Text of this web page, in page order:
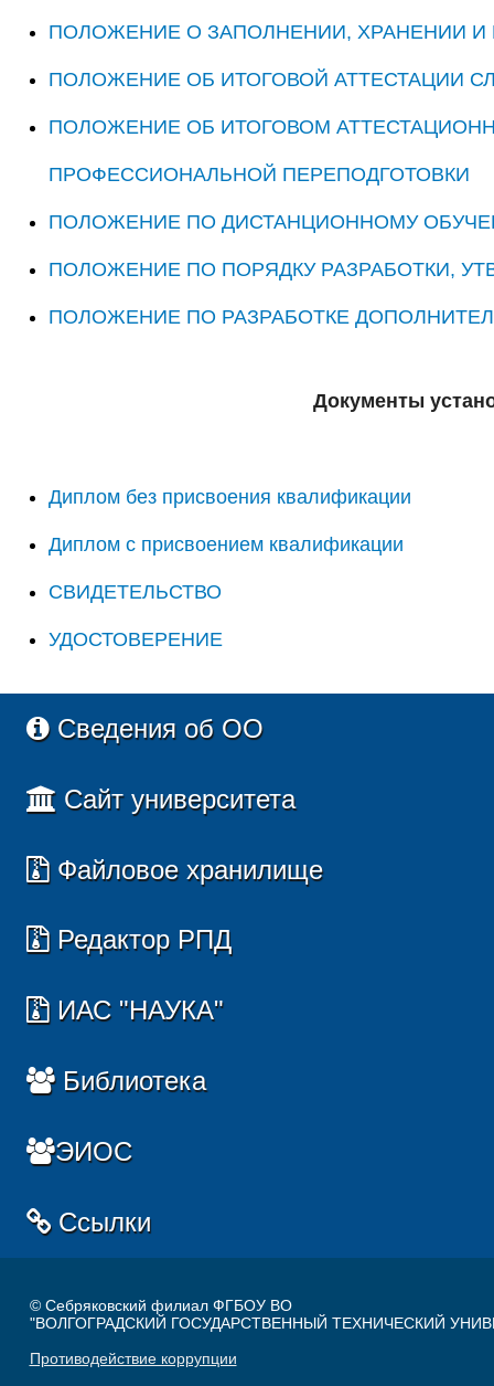
ПОЛОЖЕНИЕ О ЗАПОЛНЕНИИ, ХРАНЕНИИ И
ПОЛОЖЕНИЕ ОБ ИТОГОВОЙ АТТЕСТАЦИИ
ПОЛОЖЕНИЕ ОБ ИТОГОВОМ
ПРОФЕССИОНАЛЬНОЙ ПЕРЕПОДГОТОВКИ
ПОЛОЖЕНИЕ ПО ДИСТАНЦИОННОМУ
ПОЛОЖЕНИЕ ПО ПОРЯДКУ РАЗРАБОТКИ,
ПОЛОЖЕНИЕ ПО РАЗРАБОТКЕ
Документы
Диплом без присвоения квалификации
Диплом с присвоением квалификации
СВИДЕТЕЛЬСТВО
УДОСТОВЕРЕНИЕ
Сведения об ОО
Сайт университета
Файловое хранилище
Редактор РПД
ИАС "НАУКА"
Библиотека
ЭИОС
Ссылки
© Себряковский филиал ФГБОУ ВО
"ВОЛГОГРАДСКИЙ ГОСУДАРСТВЕННЫЙ ТЕХНИЧЕСКИЙ
Противодействие коррупции